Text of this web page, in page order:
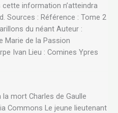
information n’atteindra
Sources : Référence : Tome 2
du néant Auteur :
Marie de la Passion
Ivan Lieu : Comines Ypres
la mort Charles de Gaulle
Commons Le jeune lieutenant